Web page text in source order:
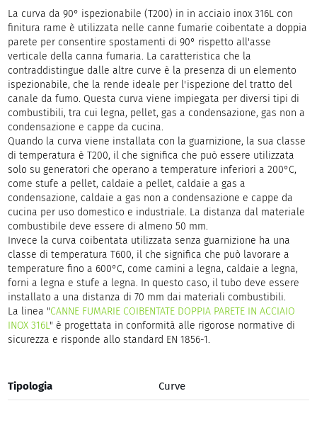
La curva da 90° ispezionabile (T200) in in acciaio inox 316L con
finitura rame è utilizzata nelle canne fumarie coibentate a doppia
parete per consentire spostamenti di 90° rispetto all'asse
verticale della canna fumaria. La caratteristica che la
contraddistingue dalle altre curve è la presenza di un elemento
ispezionabile, che la rende ideale per l'ispezione del tratto del
canale da fumo. Questa curva viene impiegata per diversi tipi di
combustibili, tra cui legna, pellet, gas a condensazione, gas non a
condensazione e cappe da cucina.
Quando la curva viene installata con la guarnizione, la sua classe
di temperatura è T200, il che significa che può essere utilizzata
solo su generatori che operano a temperature inferiori a 200°C,
come stufe a pellet, caldaie a pellet, caldaie a gas a
condensazione, caldaie a gas non a condensazione e cappe da
cucina per uso domestico e industriale. La distanza dal materiale
combustibile deve essere di almeno 50 mm.
Invece la curva coibentata utilizzata senza guarnizione ha una
classe di temperatura T600, il che significa che può lavorare a
temperature fino a 600°C, come camini a legna, caldaie a legna,
forni a legna e stufe a legna. In questo caso, il tubo deve essere
installato a una distanza di 70 mm dai materiali combustibili.
La linea "CANNE FUMARIE COIBENTATE DOPPIA PARETE IN ACCIAIO
INOX 316L" è progettata in conformità alle rigorose normative di
sicurezza e risponde allo standard EN 1856-1.
Tipologia Curve